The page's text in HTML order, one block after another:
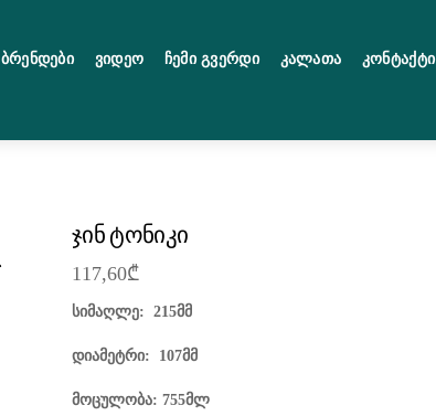
Ბრენდები Ვიდეო Ჩემი Გვერდი Კალათა Კონტაქტი
ჯინ ტონიკი
117,60₾
სიმაღლე: 215მმ
დიამეტრი: 107მმ
მოცულობა: 755მლ